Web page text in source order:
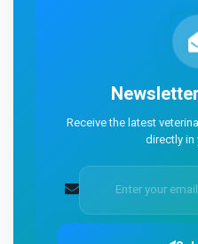
Newsletter
Receive the latest
directly in